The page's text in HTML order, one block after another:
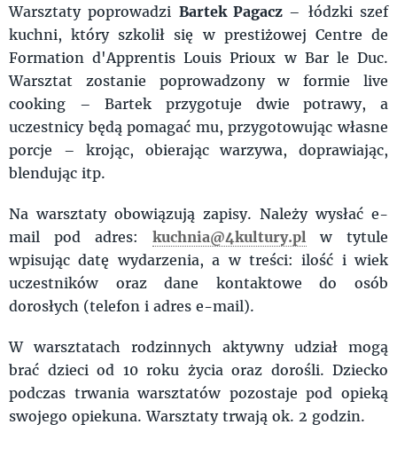
Warsztaty poprowadzi Bartek Pagacz – łódzki szef
kuchni, który szkolił się w prestiżowej Centre de
Formation d'Apprentis Louis Prioux w Bar le Duc.
Warsztat zostanie poprowadzony w formie live
cooking – Bartek przygotuje dwie potrawy, a
uczestnicy będą pomagać mu, przygotowując własne
porcje – krojąc, obierając warzywa, doprawiając,
blendując itp.
Na warsztaty obowiązują zapisy. Należy wysłać e-
mail pod adres: kuchnia@4kultury.pl
w tytule
wpisując datę wydarzenia, a w treści: ilość i wiek
uczestników oraz dane kontaktowe do osób
dorosłych (telefon i adres e-mail).
W warsztatach rodzinnych aktywny udział mogą
brać dzieci od 10 roku życia oraz dorośli. Dziecko
podczas trwania warsztatów pozostaje pod opieką
swojego opiekuna. Warsztaty trwają ok. 2 godzin.